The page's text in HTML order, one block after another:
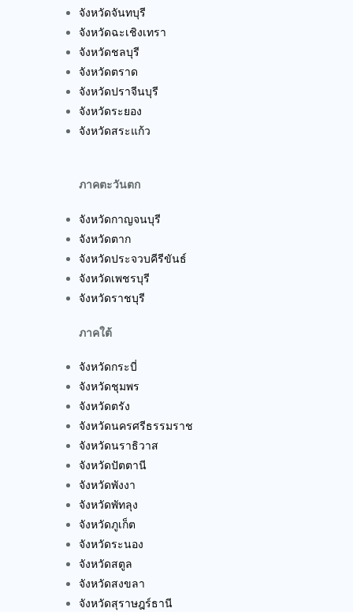
จังหวัดจันทบุรี
จังหวัดฉะเชิงเทรา
จังหวัดชลบุรี
จังหวัดตราด
จังหวัดปราจีนบุรี
จังหวัดระยอง
จังหวัดสระแก้ว
ภาคตะวันตก
จังหวัดกาญจนบุรี
จังหวัดตาก
จังหวัดประจวบคีรีขันธ์
จังหวัดเพชรบุรี
จังหวัดราชบุรี
ภาคใต้
จังหวัดกระบี่
จังหวัดชุมพร
จังหวัดตรัง
จังหวัดนครศรีธรรมราช
จังหวัดนราธิวาส
จังหวัดปัตตานี
จังหวัดพังงา
จังหวัดพัทลุง
จังหวัดภูเก็ต
จังหวัดระนอง
จังหวัดสตูล
จังหวัดสงขลา
จังหวัดสุราษฎร์ธานี